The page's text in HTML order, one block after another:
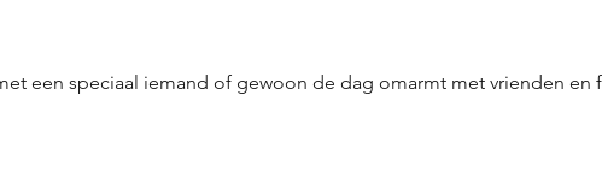
een speciaal iemand of gewoon de dag omarmt met vrienden en